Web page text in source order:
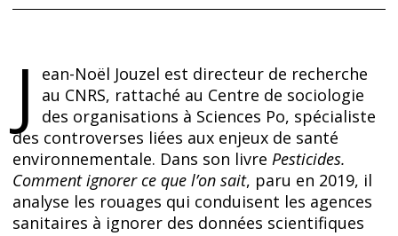
J
ean-Noël Jouzel est directeur de recherche
au CNRS, rattaché au Centre de sociologie
des organisations à Sciences Po, spécialiste
des controverses liées aux enjeux de santé
environnementale. Dans son livre Pesticides.
Comment ignorer ce que l’on sait, paru en 2019, il
analyse les rouages qui conduisent les agences
sanitaires à ignorer des données scientifiques